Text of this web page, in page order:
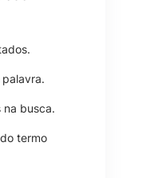
na busca.
termo